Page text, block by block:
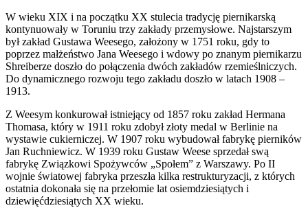
W wieku XIX i na początku XX stulecia tradycję piernikarską
kontynuowały w Toruniu trzy zakłady przemysłowe. Najstarszym
był zakład Gustawa Weesego, założony w 1751 roku, gdy to
poprzez małżeństwo Jana Weesego i wdowy po znanym piernikarzu
Shreiberze doszło do połączenia dwóch zakładów rzemieślniczych.
Do dynamicznego rozwoju tego zakładu doszło w latach 1908 –
1913.
Z Weesym konkurował istniejący od 1857 roku zakład Hermana
Thomasa, który w 1911 roku zdobył złoty medal w Berlinie na
wystawie cukierniczej. W 1907 roku wybudował fabrykę pierników
Jan Ruchniewicz. W 1939 roku Gustaw Weese sprzedał swą
fabrykę Związkowi Spożywców „Społem” z Warszawy. Po II
wojnie światowej fabryka przeszła kilka restrukturyzacji, z których
ostatnia dokonała się na przełomie lat osiemdziesiątych i
dziewięćdziesiątych XX wieku.